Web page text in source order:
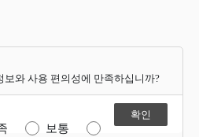
보와 사용 편의성에 만족하십니까?
보통